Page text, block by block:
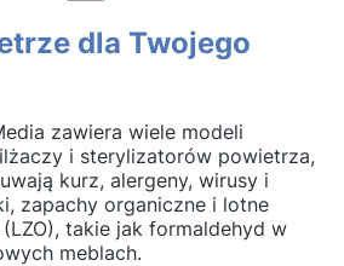
dla Twojego
zawiera wiele modeli
i sterylizatorów powietrza,
kurz, alergeny, wirusy i
zapachy organiczne i lotne
takie jak formaldehyd w
meblach.